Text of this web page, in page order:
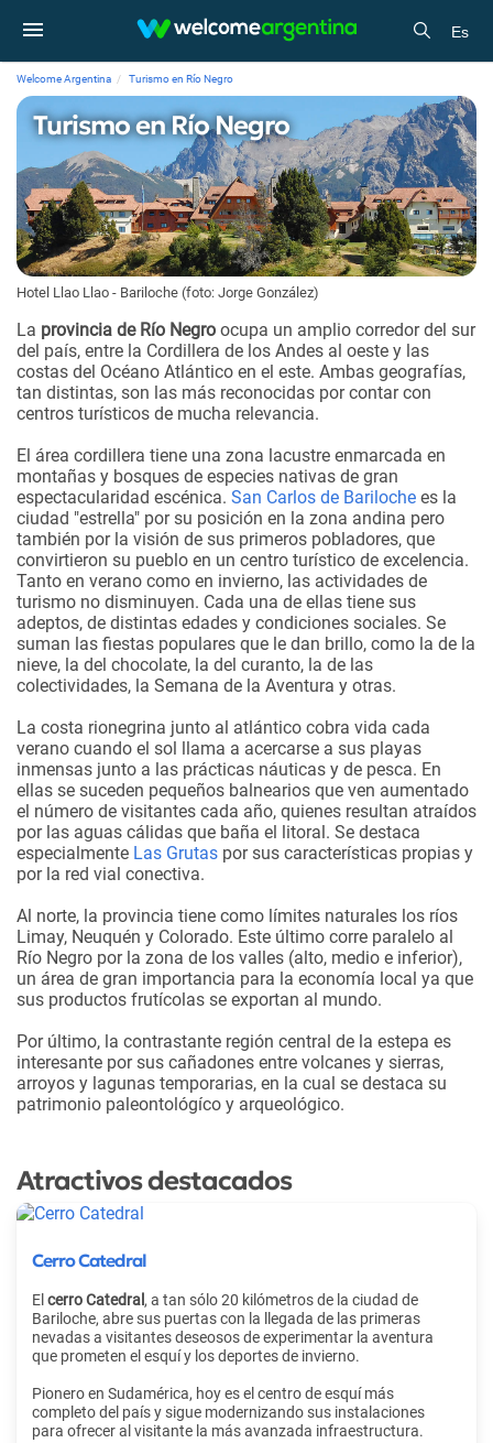
Es
Welcome Argentina Turismo en Río Negro
Turismo en Río Negro
Hotel Llao Llao - Bariloche (foto: Jorge González)
La provincia de Río Negro ocupa un amplio corredor del sur
del país, entre la Cordillera de los Andes al oeste y las
costas del Océano Atlántico en el este. Ambas geografías,
tan distintas, son las más reconocidas por contar con
centros turísticos de mucha relevancia.
El área cordillera tiene una zona lacustre enmarcada en
montañas y bosques de especies nativas de gran
espectacularidad escénica. San Carlos de Bariloche es la
ciudad "estrella" por su posición en la zona andina pero
también por la visión de sus primeros pobladores, que
convirtieron su pueblo en un centro turístico de excelencia.
Tanto en verano como en invierno, las actividades de
turismo no disminuyen. Cada una de ellas tiene sus
adeptos, de distintas edades y condiciones sociales. Se
suman las fiestas populares que le dan brillo, como la de la
nieve, la del chocolate, la del curanto, la de las
colectividades, la Semana de la Aventura y otras.
La costa rionegrina junto al atlántico cobra vida cada
verano cuando el sol llama a acercarse a sus playas
inmensas junto a las prácticas náuticas y de pesca. En
ellas se suceden pequeños balnearios que ven aumentado
el número de visitantes cada año, quienes resultan atraídos
por las aguas cálidas que baña el litoral. Se destaca
especialmente Las Grutas por sus características propias y
por la red vial conectiva.
Al norte, la provincia tiene como límites naturales los ríos
Limay, Neuquén y Colorado. Este último corre paralelo al
Río Negro por la zona de los valles (alto, medio e inferior),
un área de gran importancia para la economía local ya que
sus productos frutícolas se exportan al mundo.
Por último, la contrastante región central de la estepa es
interesante por sus cañadones entre volcanes y sierras,
arroyos y lagunas temporarias, en la cual se destaca su
patrimonio paleontológíco y arqueológico.
Atractivos destacados
Cerro Catedral
Elcerro Catedral, a tan sólo 20 kilómetros de la ciudad de
Bariloche, abre sus puertas con la llegada de las primeras
nevadas a visitantes deseosos de experimentar la aventura
que prometen el esquí y los deportes de invierno.
Pionero en Sudamérica, hoy es el centro de esquí más
completo del país y sigue modernizando sus instalaciones
para ofrecer al visitante la más avanzada infraestructura.